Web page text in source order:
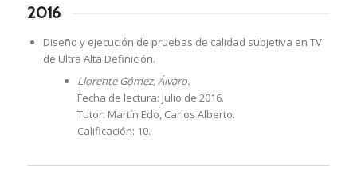
2016
Diseño y ejecución de pruebas de calidad subjetiva en TV
de Ultra Alta Definición.
Llorente Gómez, Álvaro.
Fecha de lectura: julio de 2016.
Tutor: Martín Edo, Carlos Alberto.
Calificación: 10.